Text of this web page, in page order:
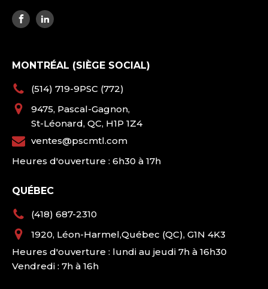
MONTRÉAL (SIÈGE SOCIAL)
(514) 719-9PSC (772)
9475, Pascal-Gagnon,
St-Léonard, QC, H1P 1Z4
ventes@pscmtl.com
Heures d'ouverture : 6h30 à 17h
QUÉBEC
(418) 687-2310
1920, Léon-Harmel,Québec (QC), G1N 4K3
Heures d'ouverture : lundi au jeudi 7h à 16h30
Vendredi : 7h à 16h